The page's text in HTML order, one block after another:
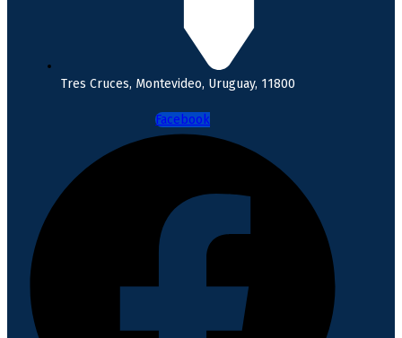
Tres Cruces, Montevideo, Uruguay, 11800
Facebook